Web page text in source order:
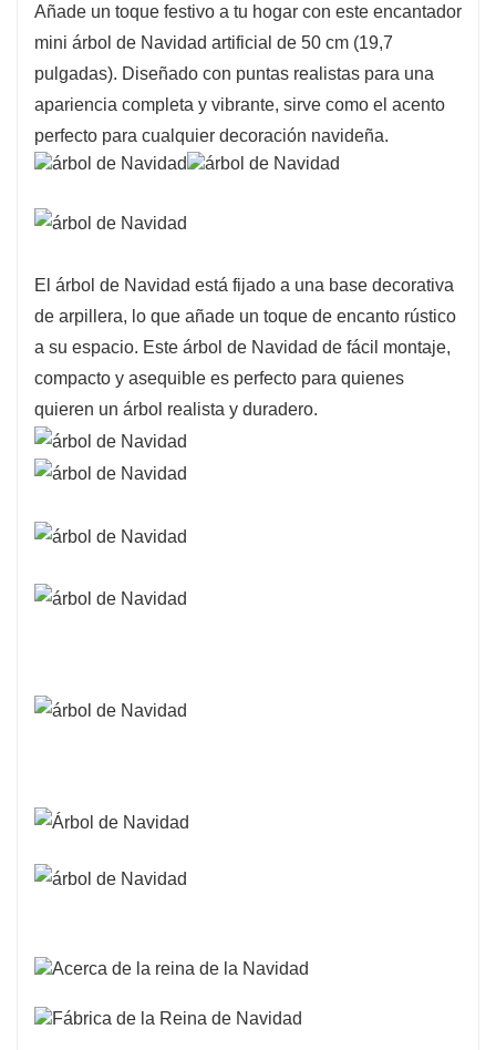
y luces brillantes para darle una decoración
navideña elegante y moderna.
Añade un toque festivo a tu hogar con este encantador
mini árbol de Navidad artificial de 50 cm (19,7
pulgadas). Diseñado con puntas realistas para una
apariencia completa y vibrante, sirve como el acento
perfecto para cualquier decoración navideña.
El árbol de Navidad está fijado a una base decorativa
de arpillera, lo que añade un toque de encanto rústico
a su espacio. Este árbol de Navidad de fácil montaje,
compacto y asequible es perfecto para quienes
quieren un árbol realista y duradero.